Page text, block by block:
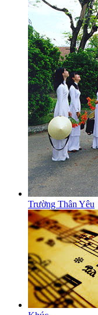
Trường Thân Yêu